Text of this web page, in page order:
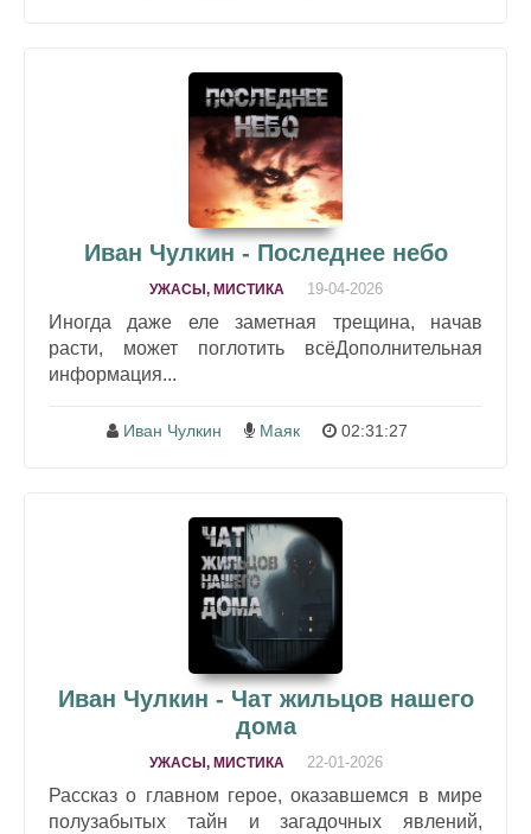
Иван Чулкин - Последнее небо
УЖАСЫ, МИСТИКА 19-04-2026
Иногда даже еле заметная трещина, начав
расти, может поглотить всёДополнительная
информация...
Иван Чулкин Маяк 02:31:27
Иван Чулкин - Чат жильцов нашего
дома
УЖАСЫ, МИСТИКА 22-01-2026
Рассказ о главном герое, оказавшемся в мире
полузабытых тайн и загадочных явлений,